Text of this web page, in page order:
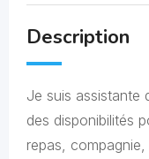
Description
Je suis assistante
des disponibilités
repas,